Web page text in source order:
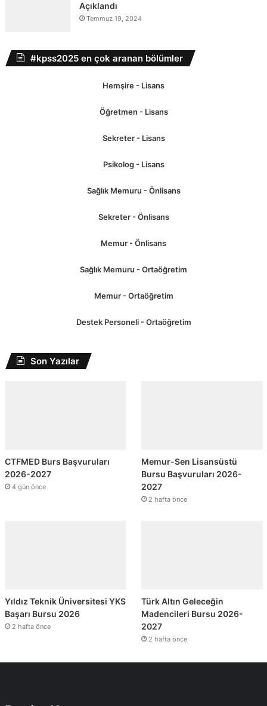
Açıklandı
Temmuz 19, 2024
#kpss2025 en çok aranan bölümler
Hemşire - Lisans
Öğretmen - Lisans
Sekreter - Lisans
Psikolog - Lisans
Sağlık Memuru - Önlisans
Sekreter - Önlisans
Memur - Önlisans
Sağlık Memuru - Ortaöğretim
Memur - Ortaöğretim
Destek Personeli - Ortaöğretim
Son Yazılar
CTFMED Burs Başvuruları
2026-2027
4 gün önce
Memur-Sen Lisansüstü
Bursu Başvuruları 2026-
2027
2 hafta önce
Yıldız Teknik Üniversitesi YKS
Başarı Bursu 2026
2 hafta önce
Türk Altın Geleceğin
Madencileri Bursu 2026-
2027
2 hafta önce